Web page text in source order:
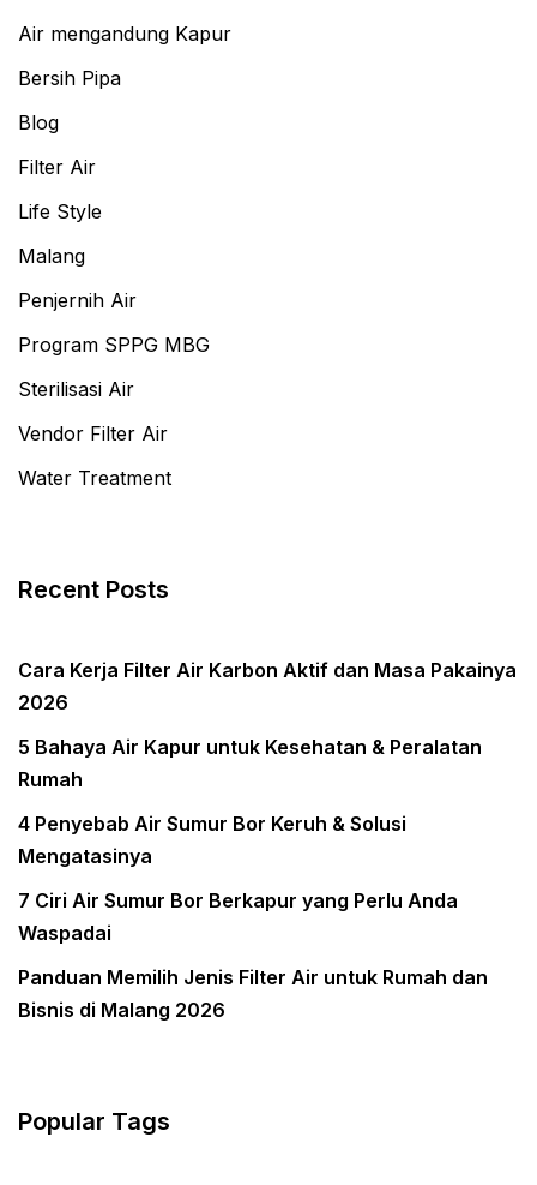
Air mengandung Kapur
Bersih Pipa
Blog
Filter Air
Life Style
Malang
Penjernih Air
Program SPPG MBG
Sterilisasi Air
Vendor Filter Air
Water Treatment
Recent Posts
Cara Kerja Filter Air Karbon Aktif dan Masa Pakainya
2026
5 Bahaya Air Kapur untuk Kesehatan & Peralatan
Rumah
4 Penyebab Air Sumur Bor Keruh & Solusi
Mengatasinya
7 Ciri Air Sumur Bor Berkapur yang Perlu Anda
Waspadai
Panduan Memilih Jenis Filter Air untuk Rumah dan
Bisnis di Malang 2026
Popular Tags